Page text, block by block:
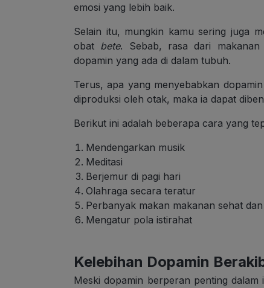
emosi yang lebih baik.
Selain itu, mungkin kamu sering juga
obat bete. Sebab, rasa dari
dopamin yang ada di dalam tubuh.
Terus, apa yang menyebabkan
diproduksi oleh otak, maka ia dapat
Berikut ini adalah beberapa cara yang
Mendengarkan musik
Meditasi
Berjemur di pagi hari
Olahraga secara teratur
Perbanyak makan makanan sehat
Mengatur pola istirahat
Kelebihan Dopamin
Meski dopamin berperan penting dalam